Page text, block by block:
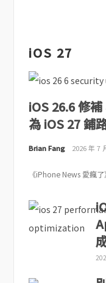
iOS 27
iOS 26.6 修
為 iOS 27 鋪
Brian Fang 2026 年 7
《iPhone News 愛瘋